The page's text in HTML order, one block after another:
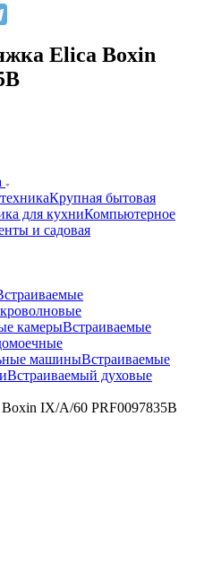
Elica Boxin
Крупная бытовая
для кухниКомпьютерное
и садовая
камерыВстраиваемые
машиныВстраиваемые
Встраиваемый духовые
IX/A/60 PRF0097835B